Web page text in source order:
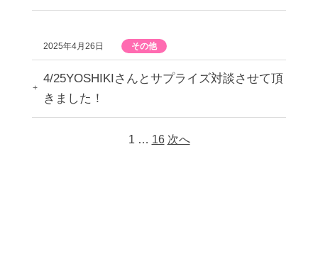
2025年4月26日 その他
4/25YOSHIKIさんとサプライズ対談させて頂
きました！
1 … 16 次へ